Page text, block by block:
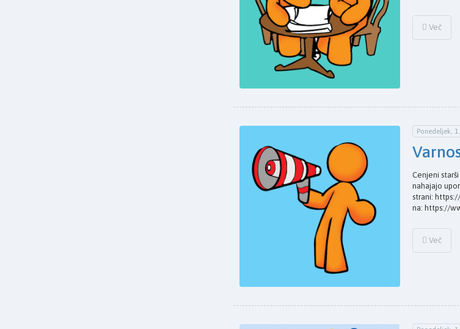
Več
Ponedeljek,
Cenjeni
nahajajo
strani:
na: https://
Več